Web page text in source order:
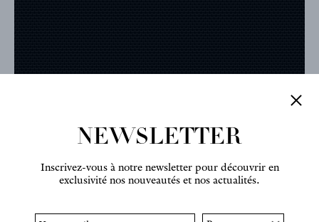
NEWSLETTER
Inscrivez-vous à notre newsletter pour découvrir en
exclusivité nos nouveautés et nos actualités.